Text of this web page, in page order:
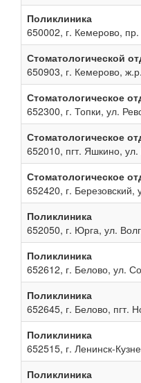
Поликлиника
650002, г. Кемерово,
Стоматологической
650903, г. Кемерово,
Стоматологическое
652300, г. Топки, ул.
Стоматологическое
652010, пгт. Яшкино,
Стоматологическое
652420, г.
Поликлиника
652050, г. Юрга, ул.
Поликлиника
652612, г. Белово, ул.
Поликлиника
652645, г. Белово, пгт.
Поликлиника
652515, г. Ленинск-
Поликлиника